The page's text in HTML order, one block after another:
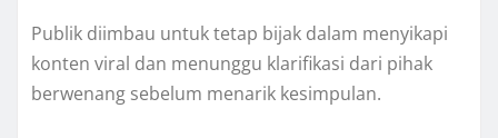
Publik diimbau untuk tetap bijak dalam menyikapi
konten viral dan menunggu klarifikasi dari pihak
berwenang sebelum menarik kesimpulan.